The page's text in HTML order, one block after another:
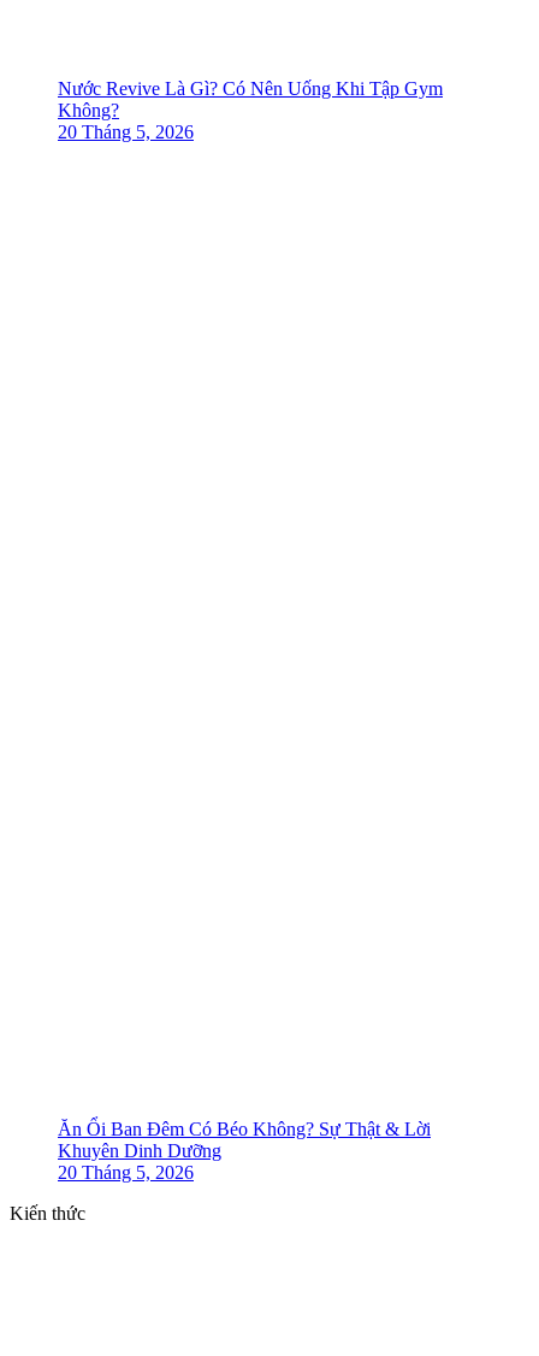
Nước Revive Là Gì? Có Nên Uống Khi Tập Gym
Không?
20 Tháng 5, 2026
Ăn Ổi Ban Đêm Có Béo Không? Sự Thật & Lời
Khuyên Dinh Dưỡng
20 Tháng 5, 2026
Kiến thức